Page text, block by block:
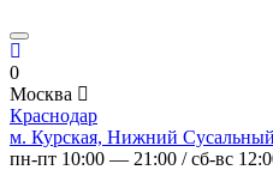
0
Москва
Краснодар
м. Курская, Нижний
пн-пт 10:00 — 21:00 / сб-вс